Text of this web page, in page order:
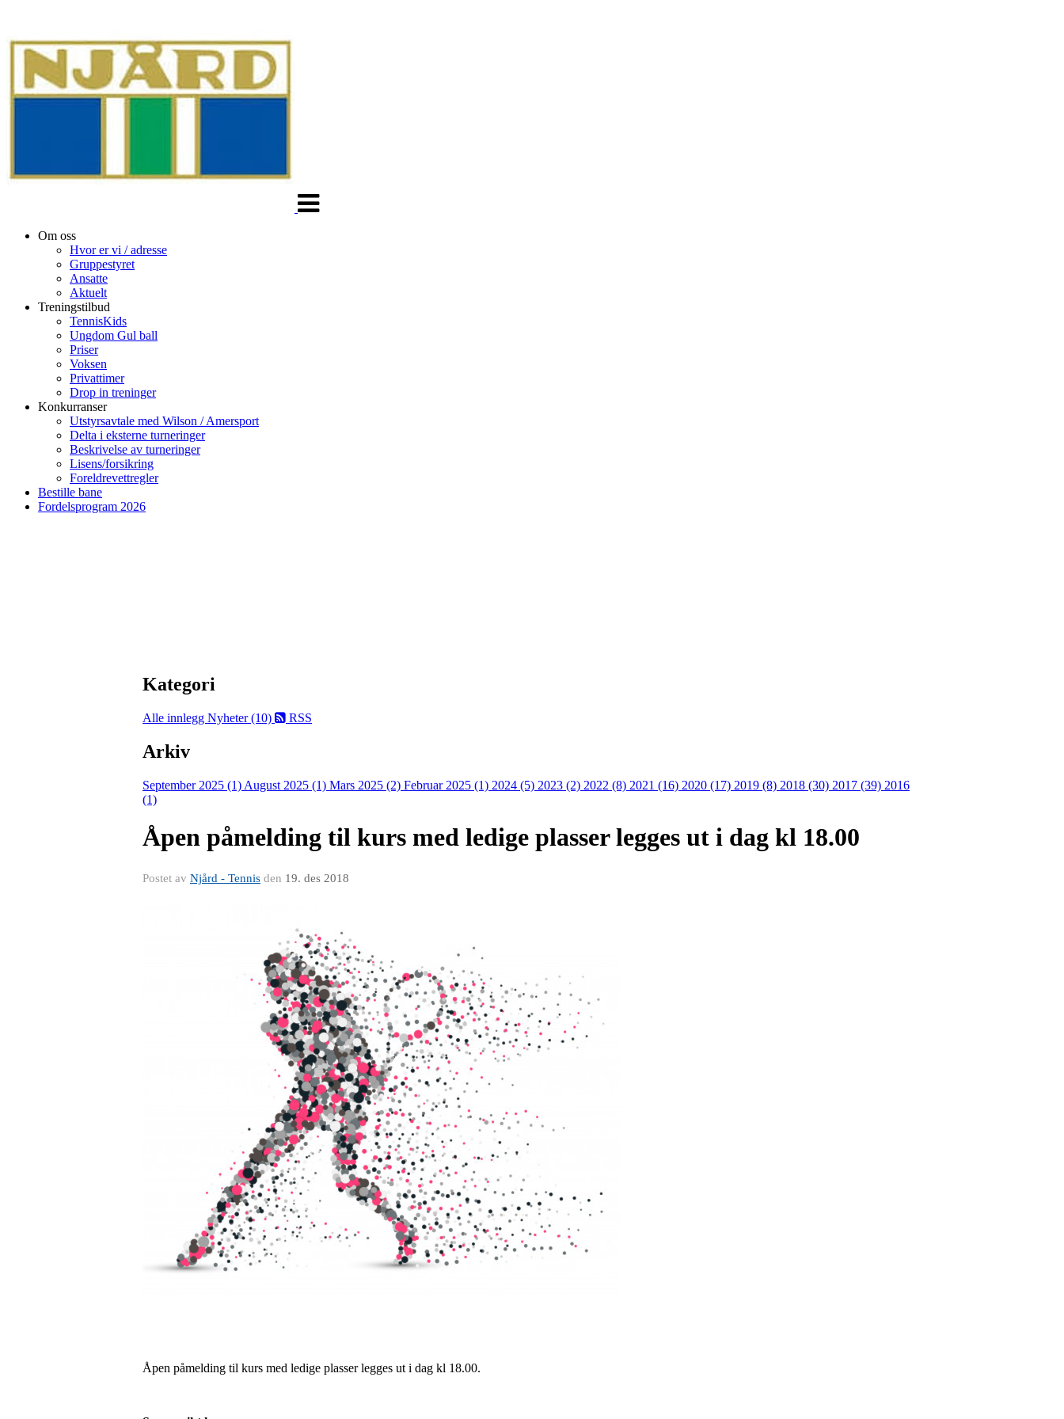
Om oss
Hvor er vi / adresse
Gruppestyret
Ansatte
Aktuelt
Treningstilbud
TennisKids
Ungdom Gul ball
Priser
Voksen
Privattimer
Drop in treninger
Konkurranser
Utstyrsavtale med Wilson / Amersport
Delta i eksterne turneringer
Beskrivelse av turneringer
Lisens/forsikring
Foreldrevettregler
Bestille bane
Fordelsprogram 2026
Kategori
Alle innlegg Nyheter (10) RSS
Arkiv
September 2025 (1) August 2025 (1) Mars 2025 (2) Februar 2025 (1) 2024 (5) 2023 (2) 2022 (8) 2021 (16) 2020 (17) 2019 (8) 2018 (30) 2017 (39) 2016
(1)
Åpen påmelding til kurs med ledige plasser legges ut i dag kl 18.00
Postet av Njård - Tennis den 19. des 2018
Åpen påmelding til kurs med ledige plasser legges ut i dag kl 18.00.